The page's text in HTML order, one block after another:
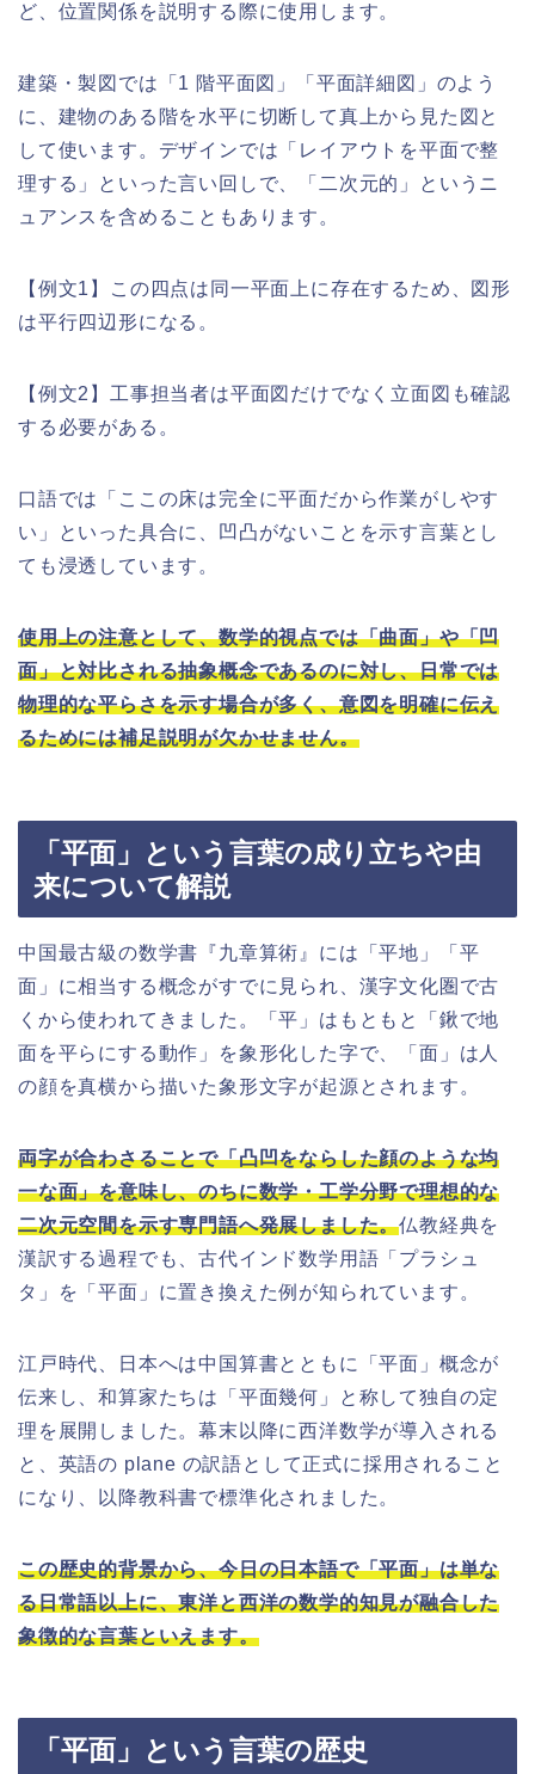
ど、位置関係を説明する際に使用します。
建築・製図では「1 階平面図」「平面詳細図」のよう
に、建物のある階を水平に切断して真上から見た図と
して使います。デザインでは「レイアウトを平面で整
理する」といった言い回しで、「二次元的」というニ
ュアンスを含めることもあります。
【例文1】この四点は同一平面上に存在するため、図形
は平行四辺形になる。
【例文2】工事担当者は平面図だけでなく立面図も確認
する必要がある。
口語では「ここの床は完全に平面だから作業がしやす
い」といった具合に、凹凸がないことを示す言葉とし
ても浸透しています。
使用上の注意として、数学的視点では「曲面」や「凹
面」と対比される抽象概念であるのに対し、日常では
物理的な平らさを示す場合が多く、意図を明確に伝え
るためには補足説明が欠かせません。
「平面」という言葉の成り立ちや由
来について解説
中国最古級の数学書『九章算術』には「平地」「平
面」に相当する概念がすでに見られ、漢字文化圏で古
くから使われてきました。「平」はもともと「鍬で地
面を平らにする動作」を象形化した字で、「面」は人
の顔を真横から描いた象形文字が起源とされます。
両字が合わさることで「凸凹をならした顔のような均
一な面」を意味し、のちに数学・工学分野で理想的な
二次元空間を示す専門語へ発展しました。仏教経典を
漢訳する過程でも、古代インド数学用語「プラシュ
タ」を「平面」に置き換えた例が知られています。
江戸時代、日本へは中国算書とともに「平面」概念が
伝来し、和算家たちは「平面幾何」と称して独自の定
理を展開しました。幕末以降に西洋数学が導入される
と、英語の plane の訳語として正式に採用されること
になり、以降教科書で標準化されました。
この歴史的背景から、今日の日本語で「平面」は単な
る日常語以上に、東洋と西洋の数学的知見が融合した
象徴的な言葉といえます。
「平面」という言葉の歴史